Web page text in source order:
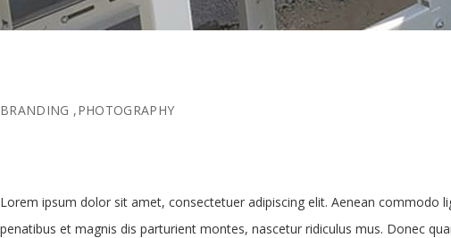
BRANDING ,PHOTOGRAPHY
Lorem ipsum dolor sit amet, consectetuer adipiscing elit. Aenean commodo
penatibus et magnis dis parturient montes, nascetur ridiculus mus. Donec